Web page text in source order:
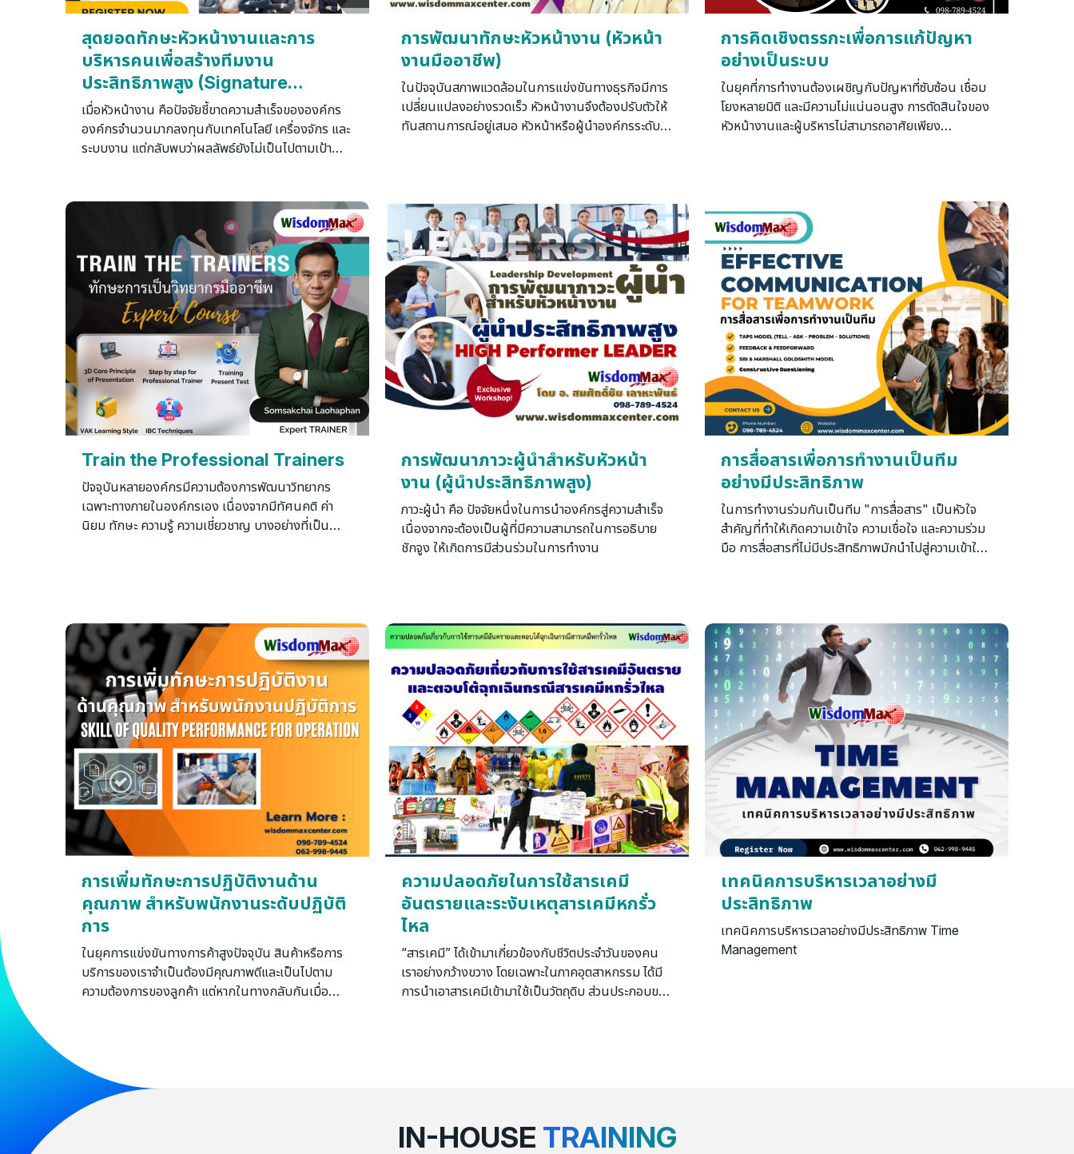
สุดยอดทักษะหัวหน้างานและการ
บริหารคนเพื่อสร้างทีมงาน
ประสิทธิภาพสูง (Signature
Program ของ Wisdom Max
Center)
เมื่อหัวหน้างาน คือปัจจัยชี้ขาดความสำเร็จขององค์กร
องค์กรจำนวนมากลงทุนกับเทคโนโลยี เครื่องจักร และ
ระบบงาน แต่กลับพบว่าผลลัพธ์ยังไม่เป็นไปตามเป้า
คนทำงานเก่ง แต่ไม่เคยได้รับการพัฒนาให้เป็นผู้นำทีม
อย่างเป็นระบบ จึงเกิดปัญหาการสื่อสารที่ไม่ชัดเจน การ
มอบหมายงานที่ไม่มีประสิทธิภาพ การแก้ปัญหาเฉพาะ
หน้า การขาดแรงจูงใจในทีม และการลาออกของ
พนักงานที่มีศักยภาพ ในยุคที่การแข่งขันสูงขึ้นทุกวัน
องค์กรไม่ต้องการเพียงหัวหน้างานที่เก่งงาน แต่
ต้องการ "ผู้นำหน้างาน" ที่สามารถสร้างคน สร้างทีม
และสร้างผลงานได้พร้อมกัน หลักสูตรนี้ถือเป็น
Signature Program ของ Wisdom Max Center ที่
รวบรวมองค์ความรู้ ที่องค์กรชั้นนำต้องการมากที่สุดไว้
ในหลักสูตรเดียว
การพัฒนาทักษะหัวหน้างาน (หัวหน้า
งานมืออาชีพ)
ในปัจจุบันสภาพแวดล้อมในการแข่งขันทางธุรกิจมีการ
เปลี่ยนแปลงอย่างรวดเร็ว หัวหน้างานจึงต้องปรับตัวให้
ทันสถานการณ์อยู่เสมอ หัวหน้าหรือผู้นำองค์กรระดับ
หมายของตนเองและทีมงาน การเป็นหัวหน้างานนั้นไม่
เพียงแค่ได้รับการแต่งตั้งใครก็เป็นได้ แต่การเป็น
หัวหน้างานที่มีประสิทธิภาพนั้น จำเป็นต้องใช้ทักษะ
ความรู้ในเรื่องของการบริหารงานและการบริหารคน
เพื่อทำงานให้บรรลุวัตถุประสงค์และนโยบาย
การคิดเชิงตรรกะเพื่อการแก้ปัญหา
อย่างเป็นระบบ
ในยุคที่การทำงานต้องเผชิญกับปัญหาที่ซับซ้อน เชื่อม
โยงหลายมิติ และมีความไม่แน่นอนสูง การตัดสินใจของ
หัวหน้างานและผู้บริหารไม่สามารถอาศัยเพียง
Thinking) เพื่อยกระดับ “วิธีคิด” ก่อนการลงมือแก้ไข
ปัญหา ผู้เข้าอบรมจะได้เรียนรู้การจัดโครงสร้างความคิด
อย่างเป็นเหตุเป็นผล การแยก ข้อเท็จจริง (Fact) ออก
จาก ความคิดเห็นและสมมติฐาน (Opinion /
Assumption) รวมถึงการตั้งคำถามเชิงตรรกะที่ช่วยนำ
ไปสู่การมองเห็นสาเหตุที่แท้จริงของปัญหา ลดการแก้
ปัญหาที่ปลายเหตุ และลดความซ้ำซ้อนของปัญหาใน
องค์กร
Train the Professional Trainers
ปัจจุบันหลายองค์กรมีความต้องการพัฒนาวิทยากร
เฉพาะทางภายในองค์กรเอง เนื่องจากมีทัศนคติ ค่า
นิยม ทักษะ ความรู้ ความเชี่ยวชาญ บางอย่างที่เป็น
รายละเอียดเนื้อหางานให้กับพนักงานคนอื่น ๆ เพื่อให้
เกิดการเรียนรู้ เชื่อมั่นและยินดีนำไปใช้ ฝึกฝน จนเกิด
การเพิ่มพูนสมรรถนะของพนักงานให้เป็นไปตามที่
องค์กรคาดหวังอย่างถูกต้อง มีประสิทธิภาพ เกิดแรง
จูงใจในการปฏิบัติงานต่าง ๆ ให้บรรลุผลตาม
วัตถุประสงค์ของหน่วยงาน
การพัฒนาภาวะผู้นำสำหรับหัวหน้า
งาน (ผู้นำประสิทธิภาพสูง)
ภาวะผู้นำ คือ ปัจจัยหนึ่งในการนำองค์กรสู่ความสำเร็จ
เนื่องจากจะต้องเป็นผู้ที่มีความสามารถในการอธิบาย
ชักจูง ให้เกิดการมีส่วนร่วมในการทำงาน
การสื่อสารเพื่อการทำงานเป็นทีม
อย่างมีประสิทธิภาพ
ในการทำงานร่วมกันเป็นทีม "การสื่อสาร" เป็นหัวใจ
สำคัญที่ทำให้เกิดความเข้าใจ ความเชื่อใจ และความร่วม
มือ การสื่อสารที่ไม่มีประสิทธิภาพมักนำไปสู่ความเข้าใจ
สามารถใช้ทักษะการสื่อสารที่หลากหลาย เพื่อขับเคลื่อน
การทำงานเป็นทีมอย่างมีประสิทธิภาพ
การเพิ่มทักษะการปฏิบัติงานด้าน
คุณภาพ สำหรับพนักงานระดับปฏิบัติ
การ
ในยุคการแข่งขันทางการค้าสูงปัจจุบัน สินค้าหรือการ
บริการของเราจำเป็นต้องมีคุณภาพดีและเป็นไปตาม
ความต้องการของลูกค้า แต่หากในทางกลับกันเมื่อ
(Customer Satisfaction) และความมั่นคงของบริษัท
อย่างแน่นอน จากการวิเคราะห์พบว่า การขาดจิตสำนึก
คุณภาพ (Lack of Quality Awareness) ในการ
ความปลอดภัยในการใช้สารเคมี
อันตรายและระงับเหตุสารเคมีหกรั่ว
ไหล
“สารเคมี” ได้เข้ามาเกี่ยวข้องกับชีวิตประจำวันของคน
เราอย่างกว้างขวาง โดยเฉพาะในภาคอุตสาหกรรม ได้มี
การนำเอาสารเคมีเข้ามาใช้เป็นวัตถุดิบ ส่วนประกอบของ
ความรู้เรื่องและสามารถตอบโต้เหตุการณ์ฉุกเฉินกรณี
เกิดเหตุรั่วไหลของสารเคมีได้อย่างถูกต้องและเหมาะสม
เทคนิคการบริหารเวลาอย่างมี
ประสิทธิภาพ
เทคนิคการบริหารเวลาอย่างมีประสิทธิภาพ Time
Management
IN-HOUSE TRAINING